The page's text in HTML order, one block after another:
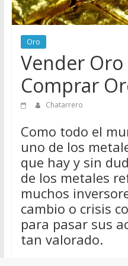
de
Chatarreros
para
vender
Chatarra
Oro
Vender
Comprar
Chatarrero
Como todo el
uno de los
que hay y sin
de los metales
muchos
cambio o crisis
para pasar sus
tan valorado.